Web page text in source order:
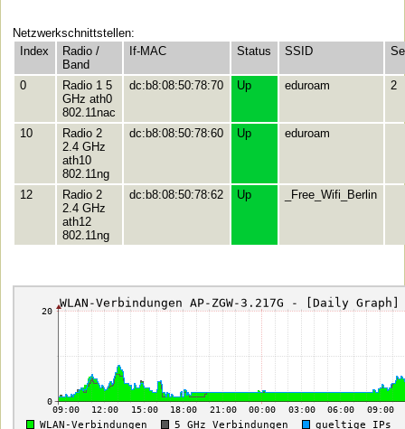
Netzwerkschnittstellen:
Index
Radio /
Band
If-MAC Status SSID
0
Radio 1 5
GHz ath0
802.11nac
dc:b8:08:50:78:70 Up eduroam 2
10
Radio 2
2.4 GHz
ath10
802.11ng
dc:b8:08:50:78:60 Up eduroam
12
Radio 2
2.4 GHz
ath12
802.11ng
dc:b8:08:50:78:62 Up _Free_Wifi_Berlin